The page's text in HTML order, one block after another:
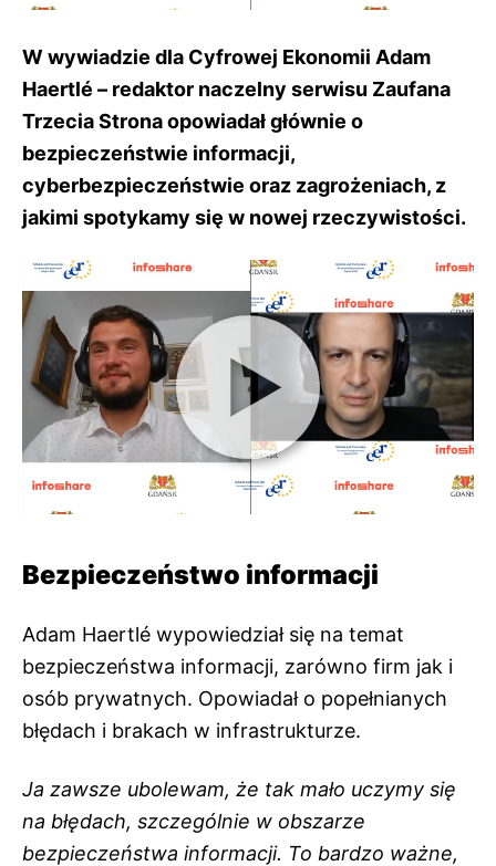
W wywiadzie dla Cyfrowej Ekonomii Adam
Haertlé – redaktor naczelny serwisu Zaufana
Trzecia Strona opowiadał głównie o
bezpieczeństwie informacji,
cyberbezpieczeństwie oraz zagrożeniach, z
jakimi spotykamy się w nowej rzeczywistości.
Bezpieczeństwo informacji
Adam Haertlé wypowiedział się na temat
bezpieczeństwa informacji, zarówno firm jak i
osób prywatnych. Opowiadał o popełnianych
błędach i brakach w infrastrukturze.
Ja zawsze ubolewam, że tak mało uczymy się
na błędach, szczególnie w obszarze
bezpieczeństwa informacji. To bardzo ważne,